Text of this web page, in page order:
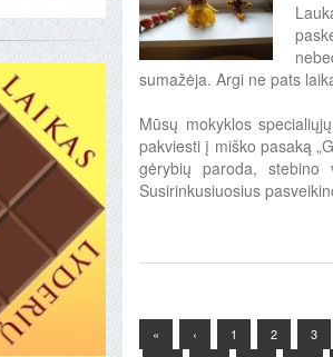
sumažėja. Argi ne pats
Mūsų mokyklos
pakviesti į miško pasaką
gėrybių paroda, stebino
Susirinkusiuosius
« ‹ 1 2 3